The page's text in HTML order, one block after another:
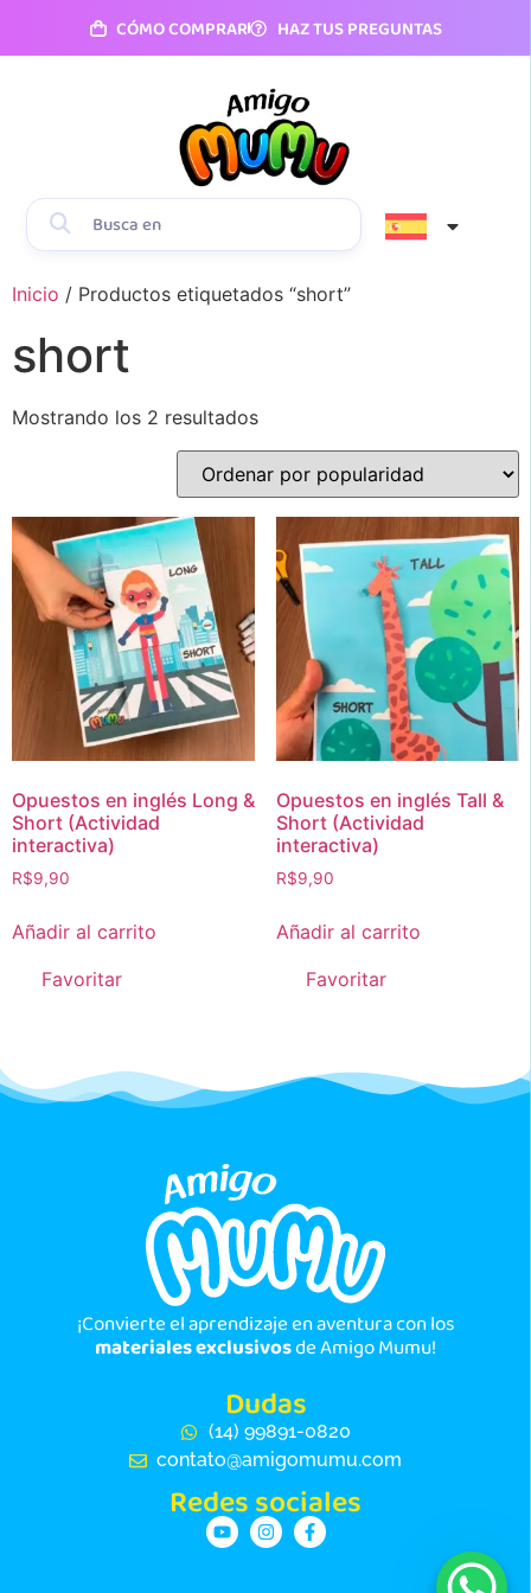
CÓMO COMPRAR HAZ TUS PREGUNTAS
Inicio / Productos etiquetados “short”
short
Mostrando los 2 resultados
Opuestos en inglés Long &
Short (Actividad
interactiva)
R$9,90
Añadir al carrito
Favoritar
Opuestos en inglés Tall &
Short (Actividad
interactiva)
R$9,90
Añadir al carrito
Favoritar
¡Convierte el aprendizaje en aventura con los
materiales exclusivosde Amigo Mumu!
Dudas
(14) 99891-0820
contato@amigomumu.com
Redes sociales